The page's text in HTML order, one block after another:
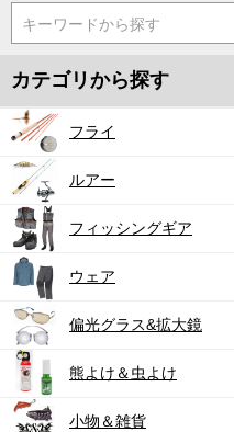
キーワードから探す
カテゴリから探す
フライ
ルアー
フィッシングギア
ウェア
偏光グラス&拡大鏡
熊よけ＆虫よけ
小物＆雑貨